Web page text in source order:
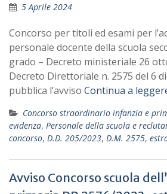
5 Aprile 2024
Concorso per titoli ed esami per
personale docente della scuola
grado – Decreto ministeriale 26
Decreto Direttoriale n. 2575 del 6
pubblica l’avviso Continua a
Concorso straordinario infanzia e
evidenza, Personale della scuola e
concorso, D.D. 205/2023, D.M. 2575,
Avviso Concorso scuola